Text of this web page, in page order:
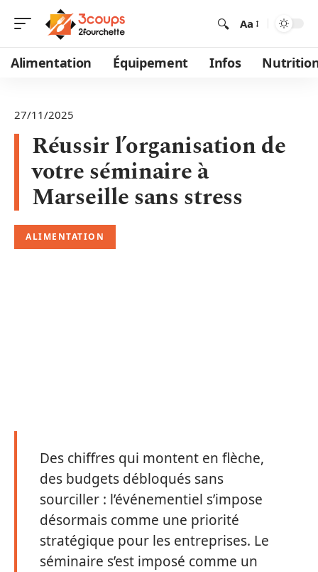
Aa
Alimentation Équipement Infos
27/11/2025
Réussir l’organisation de
votre séminaire à
Marseille sans stress
ALIMENTATION
Des chiffres qui montent en flèche,
des budgets débloqués sans
sourciller : l’événementiel s’impose
désormais comme une priorité
stratégique pour les entreprises. Le
séminaire s’est imposé comme un